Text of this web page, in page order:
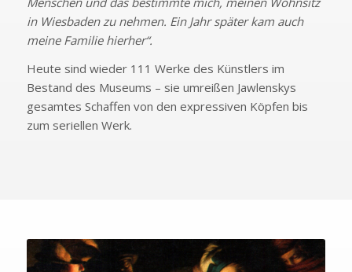
in Wiesbaden zu nehmen. Ein Jahr später kam auch
meine Familie hierher“.
Heute sind wieder 111 Werke des Künstlers im
Bestand des Museums – sie umreißen Jawlenskys
gesamtes Schaffen von den expressiven Köpfen bis
zum seriellen Werk.